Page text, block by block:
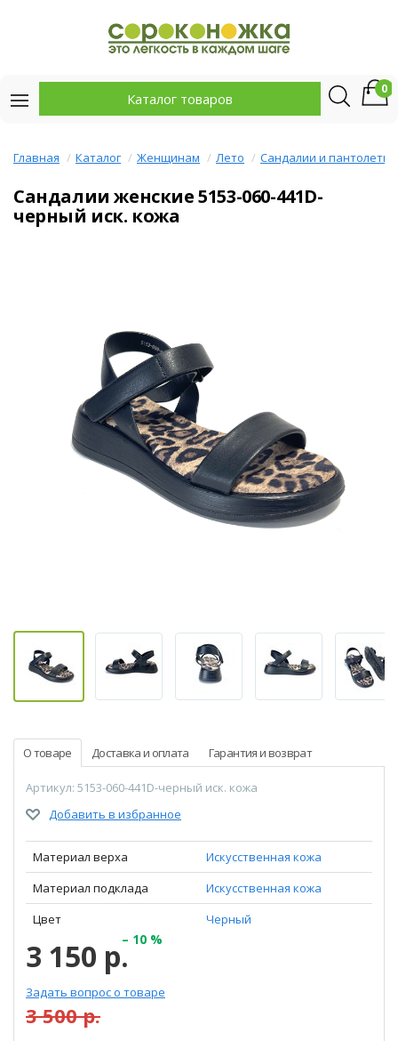
Каталог товаров
0
Главная Каталог Женщинам Лето Сандалии и пантолеты
Сандалии женские 5153-060-441D-
черный иск. кожа
О товаре Доставка и оплата Гарантия и возврат
Артикул: 5153-060-441D-черный иск. кожа
Добавить в избранное
Материал верха
Искусственная кожа
Материал подклада
Искусственная кожа
Цвет
Черный
3 150 р.– 10 %
Задать вопрос о товаре
3 500 р.